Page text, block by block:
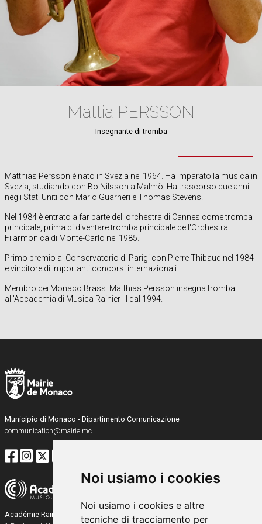
Noi usiamo i cookies
Noi usiamo i cookies e altre
tecniche di tracciamento per
Mattia PERSSON
Insegnante di tromba
Matthias Persson è nato in Svezia nel 1964. Ha imparato la musica in
Svezia, studiando con Bo Nilsson a Malmö. Ha trascorso due anni
negli Stati Uniti con Mario Guarneri e Thomas Stevens.
Nel 1984 è entrato a far parte dell'orchestra di Cannes come tromba
principale, prima di diventare tromba principale dell'Orchestra
Filarmonica di Monte-Carlo nel 1985.
Primo premio al Conservatorio di Parigi con Pierre Thibaud nel 1984
e vincitore di importanti concorsi internazionali.
Membro dei Monaco Brass. Matthias Persson insegna tromba
all'Accademia di Musica Rainier III dal 1994.
Municipio di Monaco - Dipartimento Comunicazione
communication@mairie.mc
Académie Rainier III